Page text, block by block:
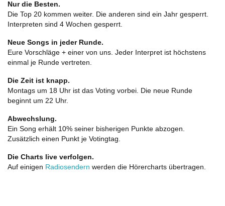
Nur die Besten.
Die Top 20 kommen weiter. Die anderen sind ein Jahr gesperrt.
Interpreten sind 4 Wochen gesperrt.
Neue Songs in jeder Runde.
Eure Vorschläge + einer von uns. Jeder Interpret ist höchstens
einmal je Runde vertreten.
Die Zeit ist knapp.
Montags um 18 Uhr ist das Voting vorbei. Die neue Runde
beginnt um 22 Uhr.
Abwechslung.
Ein Song erhält 10% seiner bisherigen Punkte abzogen.
Zusätzlich einen Punkt je Votingtag.
Die Charts live verfolgen.
Auf einigen Radiosendern werden die Hörercharts übertragen.